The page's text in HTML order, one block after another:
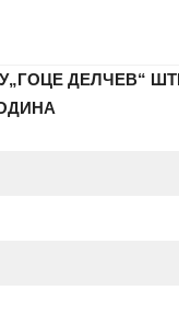
ДЕЛЧЕВ“